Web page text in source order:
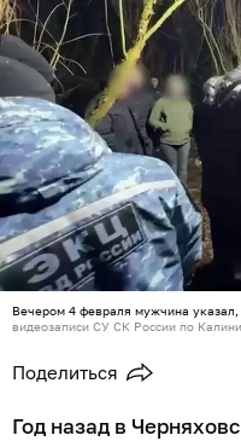
Вечером 4 февраля мужчина указал,
видеозаписи СУ СК России по
Поделиться
Год назад в